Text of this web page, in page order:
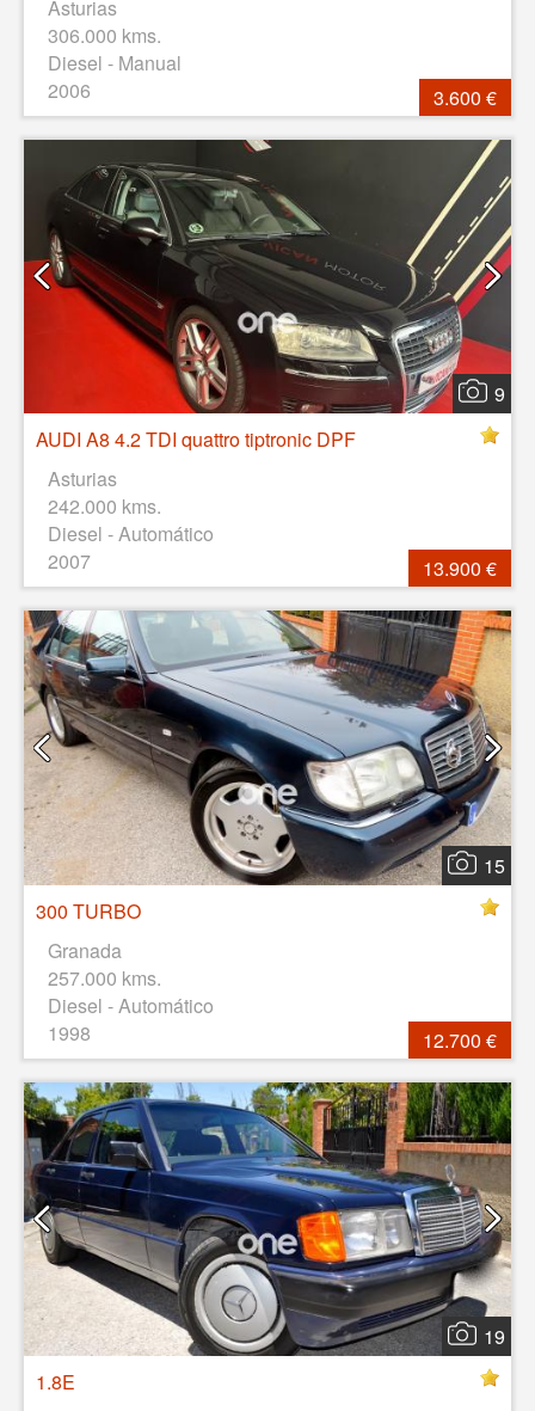
Asturias
306.000 kms.
Diesel - Manual
2006
3.600 €
9
AUDI A8 4.2 TDI quattro tiptronic DPF
Asturias
242.000 kms.
Diesel - Automático
2007
13.900 €
15
300 TURBO
Granada
257.000 kms.
Diesel - Automático
1998
12.700 €
19
1.8E